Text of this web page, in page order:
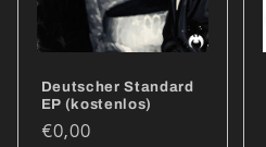
Deutscher Standard
EP (kostenlos)
Normaler
€0,00